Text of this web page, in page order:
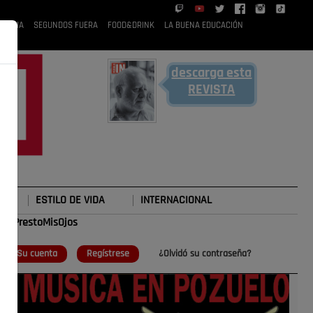
RUBIA SEGUNDOS FUERA FOOD&DRINK LA BUENA EDUCACIÓN
descarga esta
REVISTA
ESTILO DE VIDA INTERNACIONAL
Su cuenta Regístrese ¿Olvidó su contraseña?